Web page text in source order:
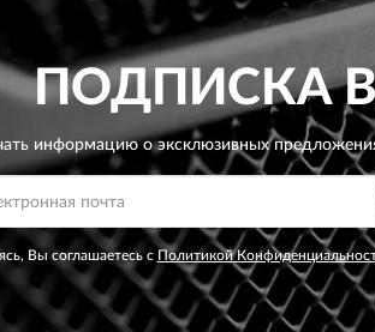
ПОДПИСКА
информацию о эксклюзивных
Вы соглашаетесь с Политикой